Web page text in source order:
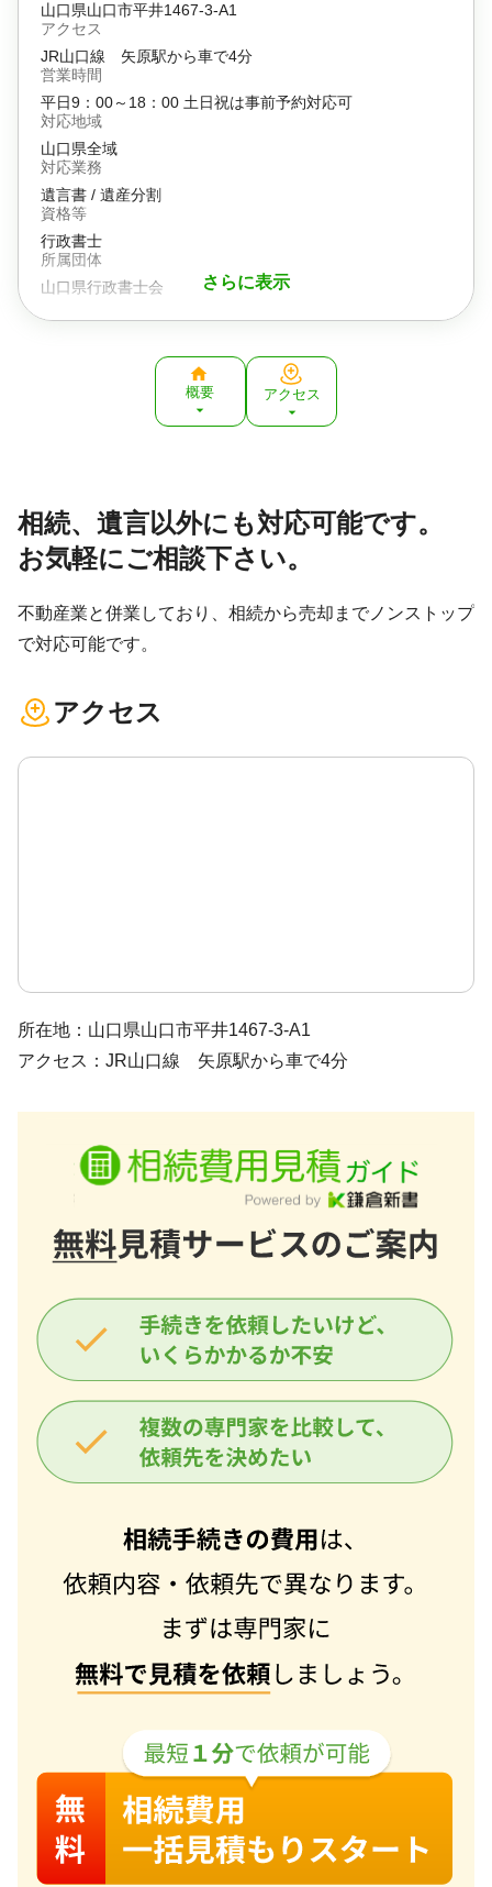
概要 アクセス
相続、遺言以外にも対応可能です。
お気軽にご相談下さい。
不動産業と併業しており、相続から売却までノンストップ
で対応可能です。
アクセス
所在地：山口県山口市平井1467-3-A1
アクセス：JR山口線 矢原駅から車で4分
さらに表示
山口県山口市平井1467-3-A1
アクセス
JR山口線 矢原駅から車で4分
営業時間
平日9：00～18：00 土日祝は事前予約対応可
対応地域
山口県全域
対応業務
遺言書 / 遺産分割
資格等
行政書士
所属団体
山口県行政書士会